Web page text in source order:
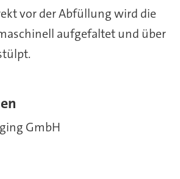
vor der Abfüllung wird die
aufgefaltet und über
GmbH